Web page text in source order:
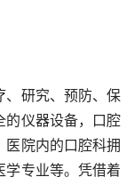
、研究、预防、保
的仪器设备，口腔
院内的口腔科拥
学专业等。凭借着